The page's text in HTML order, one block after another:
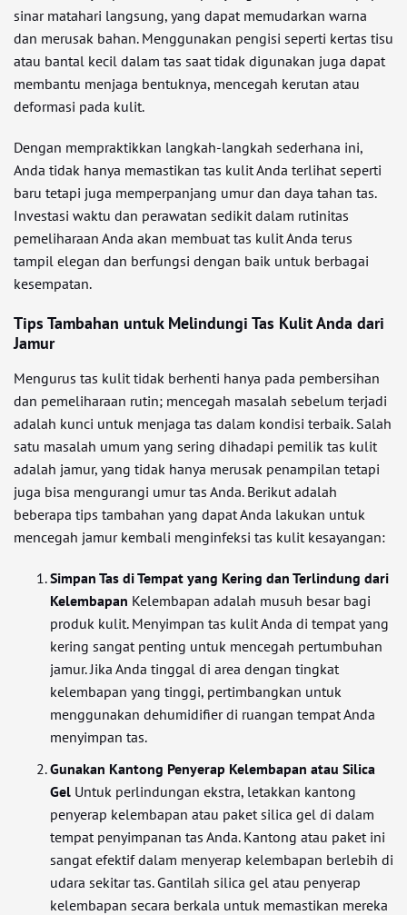
sinar matahari langsung, yang dapat memudarkan warna
dan merusak bahan. Menggunakan pengisi seperti kertas tisu
atau bantal kecil dalam tas saat tidak digunakan juga dapat
membantu menjaga bentuknya, mencegah kerutan atau
deformasi pada kulit.
Dengan mempraktikkan langkah-langkah sederhana ini,
Anda tidak hanya memastikan tas kulit Anda terlihat seperti
baru tetapi juga memperpanjang umur dan daya tahan tas.
Investasi waktu dan perawatan sedikit dalam rutinitas
pemeliharaan Anda akan membuat tas kulit Anda terus
tampil elegan dan berfungsi dengan baik untuk berbagai
kesempatan.
Tips Tambahan untuk Melindungi Tas Kulit Anda dari
Jamur
Mengurus tas kulit tidak berhenti hanya pada pembersihan
dan pemeliharaan rutin; mencegah masalah sebelum terjadi
adalah kunci untuk menjaga tas dalam kondisi terbaik. Salah
satu masalah umum yang sering dihadapi pemilik tas kulit
adalah jamur, yang tidak hanya merusak penampilan tetapi
juga bisa mengurangi umur tas Anda. Berikut adalah
beberapa tips tambahan yang dapat Anda lakukan untuk
mencegah jamur kembali menginfeksi tas kulit kesayangan:
Simpan Tas di Tempat yang Kering dan Terlindung dari
Kelembapan Kelembapan adalah musuh besar bagi
produk kulit. Menyimpan tas kulit Anda di tempat yang
kering sangat penting untuk mencegah pertumbuhan
jamur. Jika Anda tinggal di area dengan tingkat
kelembapan yang tinggi, pertimbangkan untuk
menggunakan dehumidifier di ruangan tempat Anda
menyimpan tas.
Gunakan Kantong Penyerap Kelembapan atau Silica
Gel Untuk perlindungan ekstra, letakkan kantong
penyerap kelembapan atau paket silica gel di dalam
tempat penyimpanan tas Anda. Kantong atau paket ini
sangat efektif dalam menyerap kelembapan berlebih di
udara sekitar tas. Gantilah silica gel atau penyerap
kelembapan secara berkala untuk memastikan mereka